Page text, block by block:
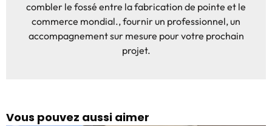
combler le fossé entre la fabrication de pointe et le
commerce mondial., fournir un professionnel, un
accompagnement sur mesure pour votre prochain
projet.
Vous pouvez aussi aimer